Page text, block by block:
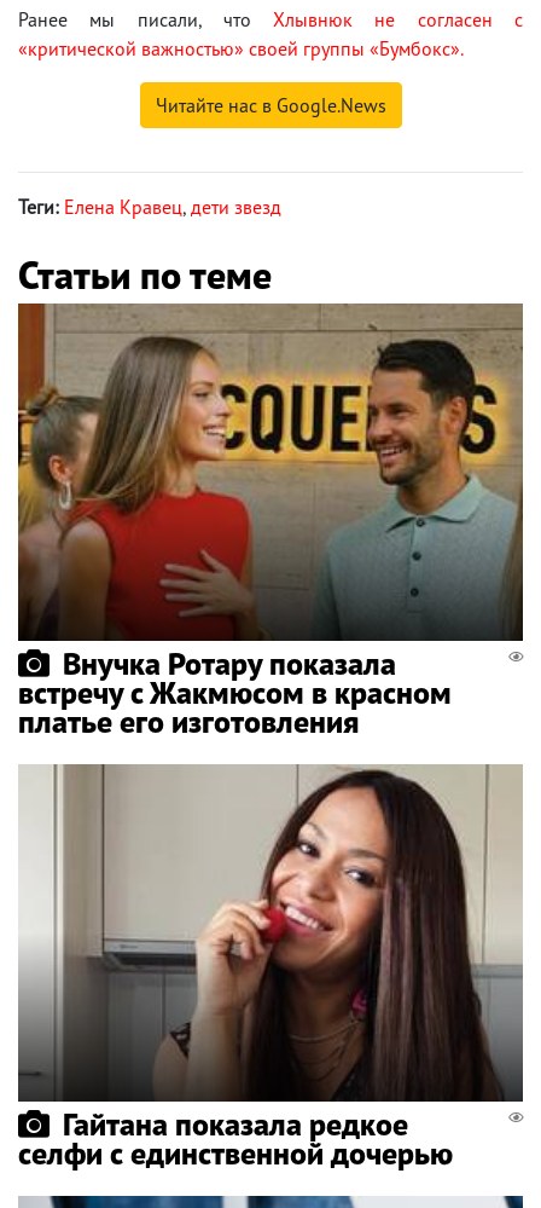
Ранее мы писали, чтоХлывнюк не согласен с
«критической важностью» своей группы «Бумбокс».
Читайте нас в Google.News
Теги: Елена Кравец, дети звезд
Статьи по теме
Внучка Ротару показала
встречу с Жакмюсом в красном
платье его изготовления
Гайтана показала редкое
селфи с единственной дочерью